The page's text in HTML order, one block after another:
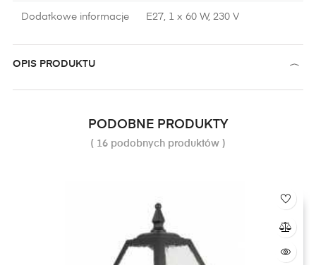
Dodatkowe informacje E27, 1 x 60 W, 230 V
OPIS PRODUKTU
PODOBNE PRODUKTY
( 16 podobnych produktów )